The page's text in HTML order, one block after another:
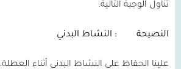
تناول الوجبة التالية.
النصيحة : النشاط البدني
علينا الحفاظ على النشاط البدني أثناء